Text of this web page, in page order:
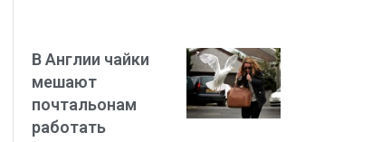
В Англии чайки
мешают
почтальонам
работать